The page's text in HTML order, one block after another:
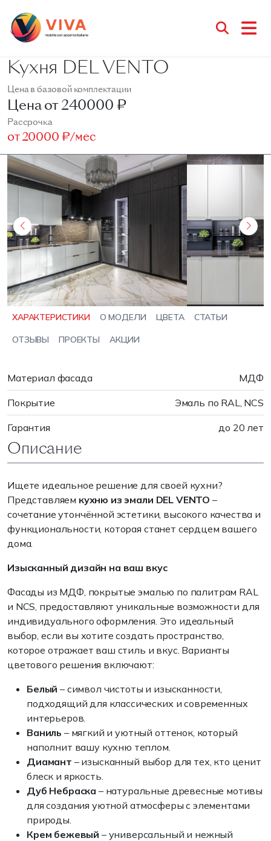
Кухня DEL VENTO
Цена в базовой комплектации
Цена от240000 ₽
Рассрочка
от20000 ₽/мес
ХАРАКТЕРИСТИКИ О МОДЕЛИ ЦВЕТА СТАТЬИ
ОТЗЫВЫ ПРОЕКТЫ АКЦИИ
Материал фасада МДФ
Покрытие Эмаль по RAL, NCS
Гарантия до 20 лет
Описание
Ищете идеальное решение для своей кухни?
Представляем кухню из эмали DEL VENTO –
сочетание утончённой эстетики, высокого качества и
функциональности, которая станет сердцем вашего
дома.
Изысканный дизайн на ваш вкус
Фасады из МДФ, покрытые эмалью по палитрам RAL
и NCS, предоставляют уникальные возможности для
индивидуального оформления. Это идеальный
выбор, если вы хотите создать пространство,
которое отражает ваш стиль и вкус. Варианты
цветового решения включают:
Белый – символ чистоты и изысканности,
подходящий для классических и современных
интерьеров.
Ваниль – мягкий и уютный оттенок, который
наполнит вашу кухню теплом.
Диамант – изысканный выбор для тех, кто ценит
блеск и яркость.
Дуб Небраска – натуральные древесные мотивы
для создания уютной атмосферы с элементами
природы.
Крем бежевый – универсальный и нежный